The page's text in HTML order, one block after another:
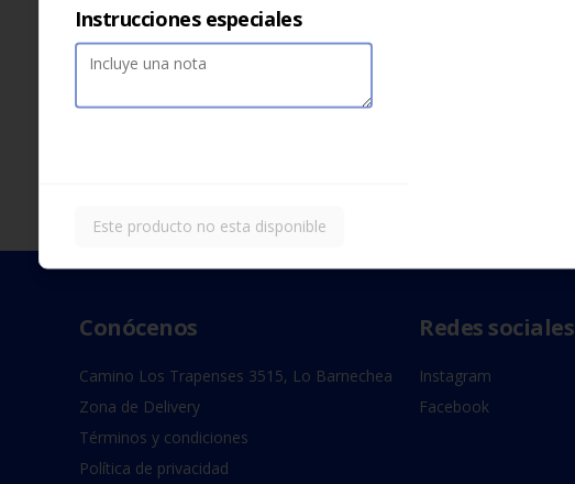
Conócenos
Camino Los Trapenses 3515, Lo Barnechea
Zona de Delivery
Términos y condiciones
Política de privacidad
Redes sociales
Instagram
Facebook
Instrucciones especiales
Este producto no esta disponible